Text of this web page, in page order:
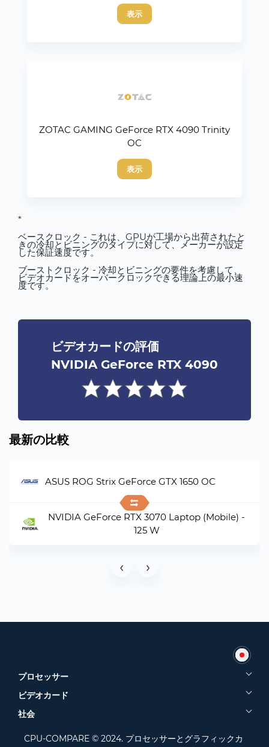
表示
ZOTAC GAMING GeForce RTX 4090 Trinity
OC
表示
*
ベースクロック - これは、GPUが工場から出荷されたと
きの冷却とビニングのタイプに対して、メーカーが設定
した保証速度です。
ブーストクロック - 冷却とビニングの要件を考慮して、
ビデオカードをオーバークロックできる理論上の最小速
度です。
ビデオカードの評価
NVIDIA GeForce RTX 4090
最新の比較
ASUS ROG Strix GeForce GTX 1650 OC
NVIDIA GeForce RTX 3070 Laptop (Mobile) -
125 W
‹ ›
プロセッサー
ビデオカード
社会
CPU-COMPARE © 2024. プロセッサーとグラフィックカ